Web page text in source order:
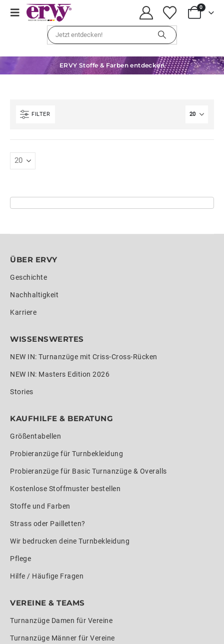
0
ERVY Stoffe & Farben entdecken
FILTER
ÜBER ERVY
Geschichte
Nachhaltigkeit
Karriere
WISSENSWERTES
NEW IN: Turnanzüge mit Criss-Cross-Rücken
NEW IN: Masters Edition 2026
Stories
KAUFHILFE & BERATUNG
Größentabellen
Probieranzüge für Turnbekleidung
Probieranzüge für Basic Turnanzüge & Overalls
Kostenlose Stoffmuster bestellen
Stoffe und Farben
Strass oder Pailletten?
Wir bedrucken deine Turnbekleidung
Pflege
Hilfe / Häufige Fragen
VEREINE & TEAMS
Turnanzüge Damen für Vereine
Turnanzüge Männer für Vereine